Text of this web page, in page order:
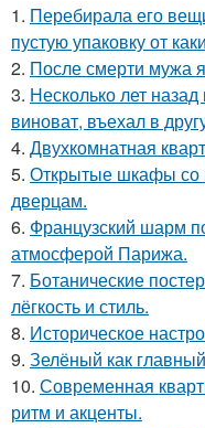
1. Перебирала его
пустую упаковку от
2. После смерти мужа
3. Несколько лет
виноват, въехал в
4. Двухкомнатная
5. Открытые шкафы со
дверцам.
6. Французский шарм
атмосферой Парижа.
7. Ботанические
лёгкость и стиль.
8. Историческое
9. Зелёный как
10. Современная
ритм и акценты.